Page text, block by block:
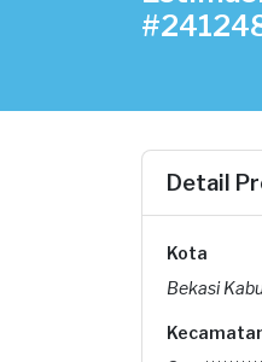
Detail
Kota
Bekasi